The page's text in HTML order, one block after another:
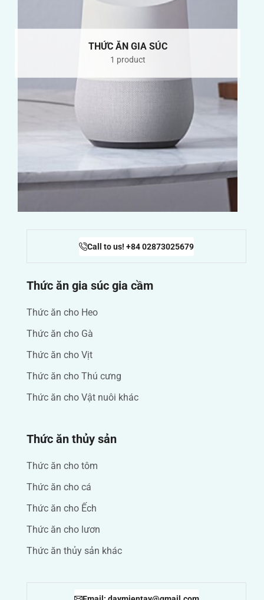
THỨC ĂN GIA SÚC
1 product
Call to us! +84 02873025679
Thức ăn gia súc gia cầm
Thức ăn cho Heo
Thức ăn cho Gà
Thức ăn cho Vịt
Thức ăn cho Thú cưng
Thức ăn cho Vật nuôi khác
Thức ăn thủy sản
Thức ăn cho tôm
Thức ăn cho cá
Thức ăn cho Ếch
Thức ăn cho lươn
Thức ăn thủy sản khác